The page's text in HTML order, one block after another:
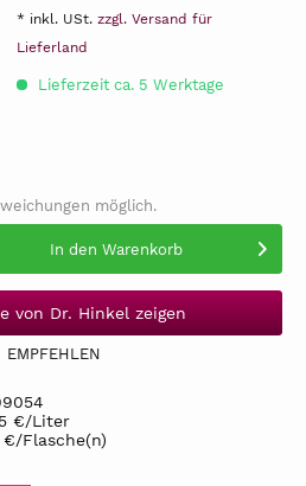
* inkl. USt. zzgl. Versand für
Lieferland
Lieferzeit ca. 5 Werktage
möglich.
In den Warenkorb
von Dr. Hinkel zeigen
EMPFEHLEN
€/Liter
€/Flasche(n)